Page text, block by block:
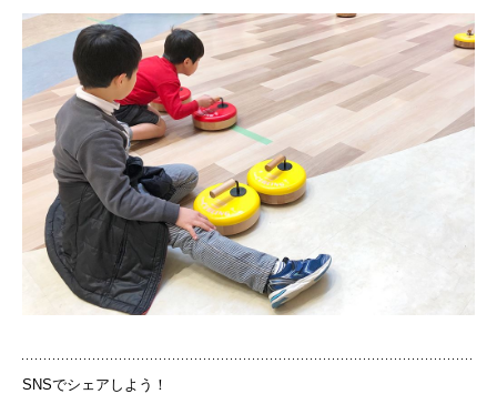
進路・就職
国際交流
産学連携
入試情報
交通アクセス
SNSでシェアしよう！